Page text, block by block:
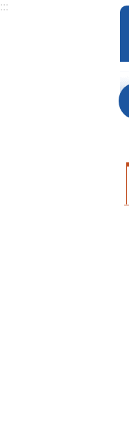
跳到主要內容區塊
:::